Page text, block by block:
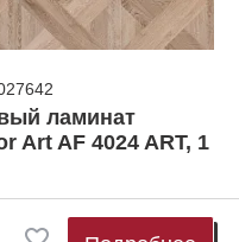
ламинат
Art AF 4024 ART, 1